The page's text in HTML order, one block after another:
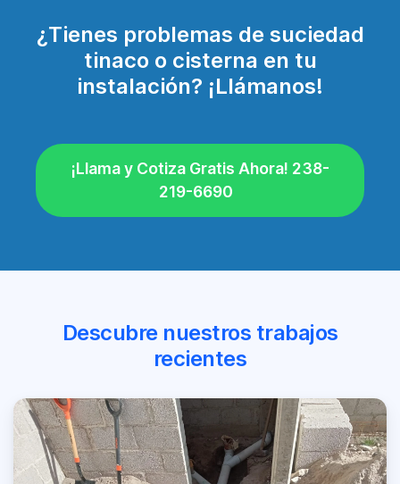
¿Tienes problemas de suciedad
tinaco o cisterna en tu
instalación? ¡Llámanos!
¡Llama y Cotiza Gratis Ahora! 238-
219-6690
Descubre nuestros trabajos
recientes